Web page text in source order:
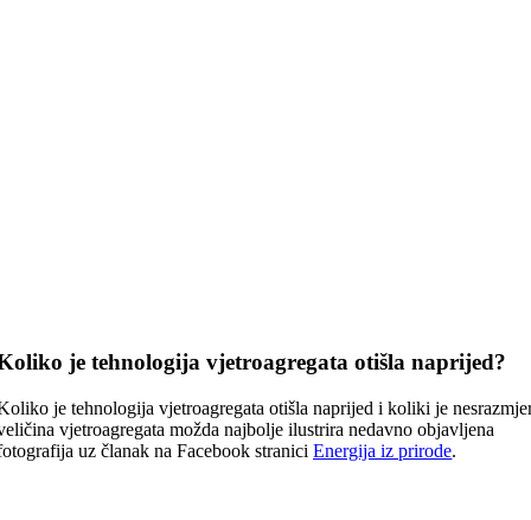
je tehnologija vjetroagregata otišla naprijed?
je tehnologija vjetroagregata otišla naprijed i koliki je
vjetroagregata možda najbolje ilustrira nedavno objavljena
uz članak na Facebook straniciEnergija iz prirode.